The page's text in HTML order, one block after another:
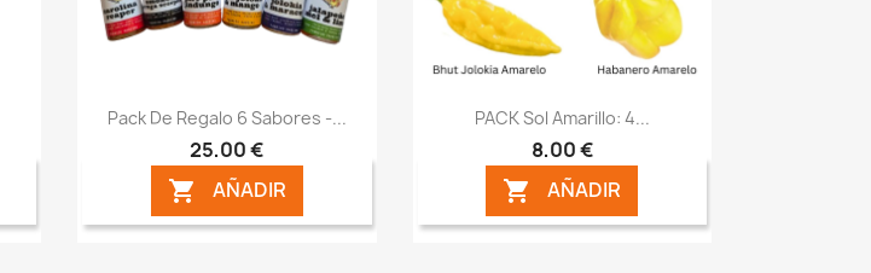
Vista rápida
Pack De Regalo 6 Sabores -...
25,00 €
 AÑADIR
 Vista rápida
PACK Sol Amarillo: 4...
8,00 €
 AÑADIR